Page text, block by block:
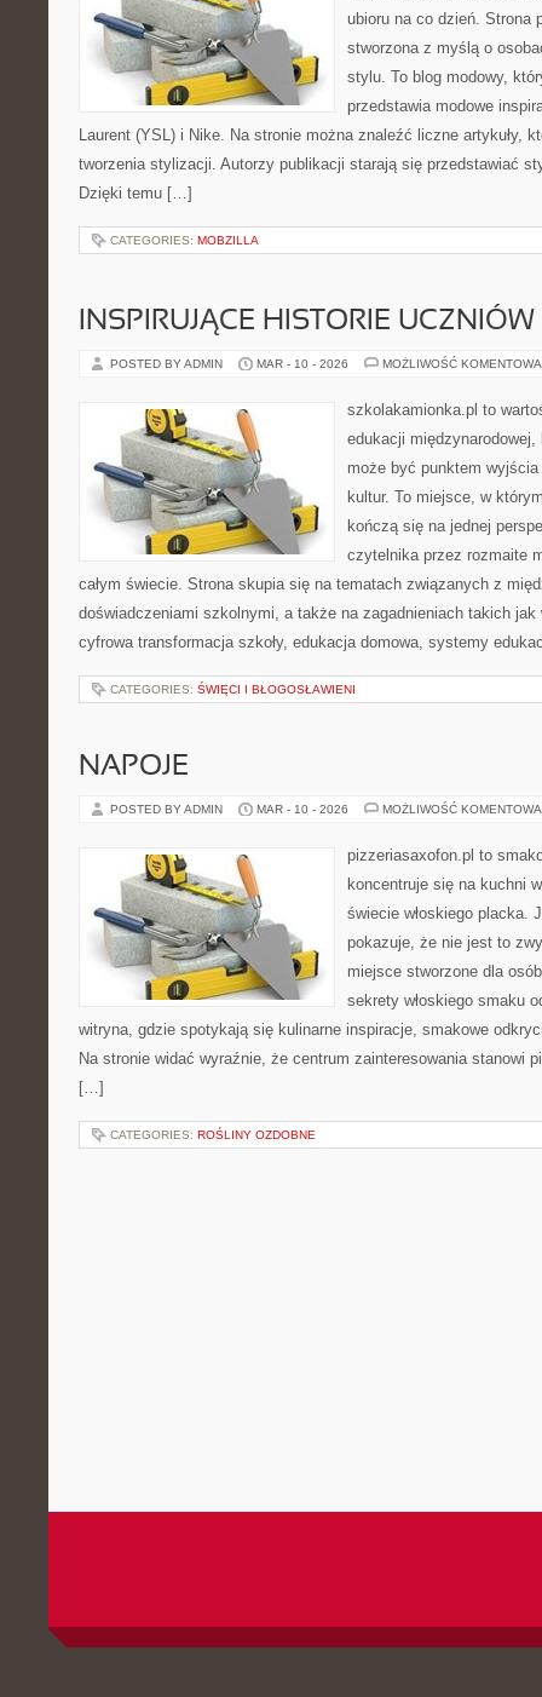
ubioru na co dzień. Strona
stworzona z myślą o
stylu. To blog modowy,
przedstawia modowe
Laurent (YSL) i Nike. Na stronie można znaleźć liczne artykuły,
tworzenia stylizacji. Autorzy publikacji starają się przedstawiać
Dzięki temu […]
CATEGORIES: MOBZILLA
INSPIRUJĄCE HISTORIE
POSTED BY ADMIN MAR - 10 - 2026 MOŻLIWOŚĆ
szkolakamionka.pl to
edukacji
może być punktem
kultur. To miejsce, w
kończą się na jednej
czytelnika przez rozmaite
całym świecie. Strona skupia się na tematach związanych z
doświadczeniami szkolnymi, a także na zagadnieniach takich jak
cyfrowa transformacja szkoły, edukacja domowa, systemy
CATEGORIES: ŚWIĘCI I BŁOGOSŁAWIENI
NAPOJE
POSTED BY ADMIN MAR - 10 - 2026 MOŻLIWOŚĆ
pizzeriasaxofon.pl to
koncentruje się na kuchni
świecie włoskiego placka.
pokazuje, że nie jest to
miejsce stworzone dla
sekrety włoskiego smaku
witryna, gdzie spotykają się kulinarne inspiracje, smakowe
Na stronie widać wyraźnie, że centrum zainteresowania stanowi
[…]
CATEGORIES: ROŚLINY OZDOBNE